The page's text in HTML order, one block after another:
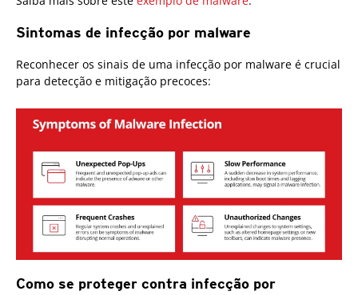
Sintomas de infecção por malware
Reconhecer os sinais de uma infecção por malware é crucial
para detecção e mitigação precoces:
Como se proteger contra infecção por